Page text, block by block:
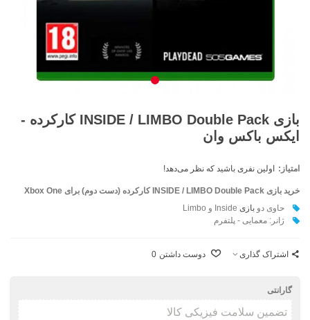
بازی INSIDE / LIMBO Double Pack کارکرده -
ایکس باکس وان
امتیاز: اولین نفری باشید که نظر می‌دهد!
خرید بازی INSIDE / LIMBO Double Pack کارکرده (دست دوم) برای Xbox One
حاوی دوبازی
ژانر: معمایی - پلتفرم
اشتراک گذاری دوست داشتن 0
گارانتی